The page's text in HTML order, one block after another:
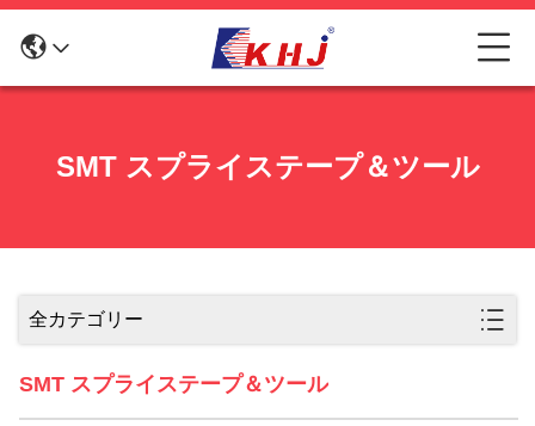
SMT スプライステープ＆ツール
全カテゴリー
SMT スプライステープ＆ツール